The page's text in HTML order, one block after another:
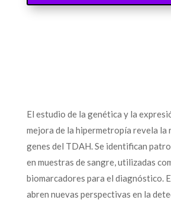
El estudio de la genética y la
mejora de la hipermetropía revela la
genes del TDAH. Se identifican
en muestras de sangre, utilizadas
biomarcadores para el diagnóstico.
abren nuevas perspectivas en la